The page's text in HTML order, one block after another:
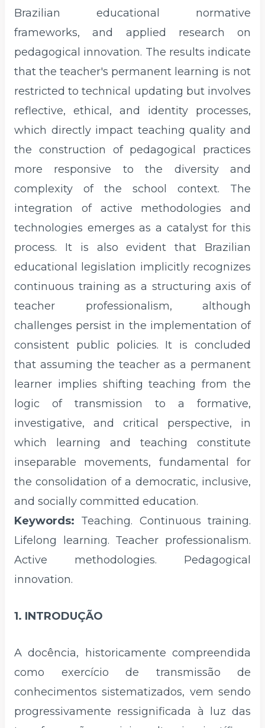
Brazilian educational normative
frameworks, and applied research on
pedagogical innovation. The results indicate
that the teacher's permanent learning is not
restricted to technical updating but involves
reflective, ethical, and identity processes,
which directly impact teaching quality and
the construction of pedagogical practices
more responsive to the diversity and
complexity of the school context. The
integration of active methodologies and
technologies emerges as a catalyst for this
process. It is also evident that Brazilian
educational legislation implicitly recognizes
continuous training as a structuring axis of
teacher professionalism, although
challenges persist in the implementation of
consistent public policies. It is concluded
that assuming the teacher as a permanent
learner implies shifting teaching from the
logic of transmission to a formative,
investigative, and critical perspective, in
which learning and teaching constitute
inseparable movements, fundamental for
the consolidation of a democratic, inclusive,
and socially committed education.
Keywords: Teaching. Continuous training.
Lifelong learning. Teacher professionalism.
Active methodologies. Pedagogical
innovation.
1. INTRODUÇÃO
A docência, historicamente compreendida
como exercício de transmissão de
conhecimentos sistematizados, vem sendo
progressivamente ressignificada à luz das